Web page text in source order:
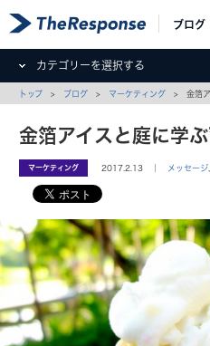
ブログ
カテゴリーを選択する
トップ > ブログ > マーケティング > 金箔ア
金箔アイスと庭に学
マーケティング 2017.2.13 ｜ メッセージ